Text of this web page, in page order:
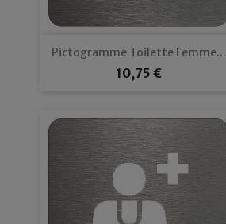
Pictogramme Toilette Femme...
Prix
10,75 €